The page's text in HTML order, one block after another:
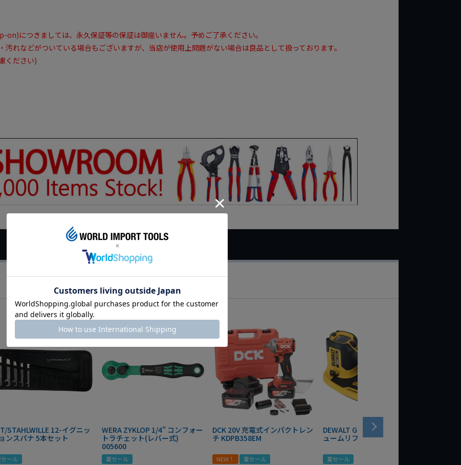
on)につきましては、永久保証等の保証は御座いません。予めご了承ください。
汚れなどがついている場合もございますが、当店が使用上問題がない場合は良品として扱っております。
ください)
STAHLWILLE 12-イグニッ
ンスパナ 5本セット
セール
WERA ZYKLOP 1/4" コンフォー
トラチェット(レバー式)
005600
夏セール
DCK 20V 充電式インパクトレン
チ KDPB358EM
NEW！ 夏セール
DEWALT GRABO 18V電動バキ
ュームリフター DCE590N-XJ
夏セール